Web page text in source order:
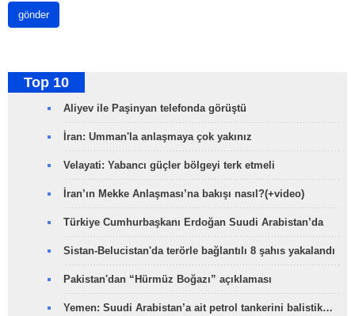
gönder
Top 10
Aliyev ile Paşinyan telefonda görüştü
İran: Umman'la anlaşmaya çok yakınız
Velayati: Yabancı güçler bölgeyi terk etmeli
İran’ın Mekke Anlaşması’na bakışı nasıl?(+video)
Türkiye Cumhurbaşkanı Erdoğan Suudi Arabistan’da
Sistan-Belucistan'da terörle bağlantılı 8 şahıs yakalandı
Pakistan'dan “Hürmüz Boğazı” açıklaması
Yemen: Suudi Arabistan’a ait petrol tankerini balistik…